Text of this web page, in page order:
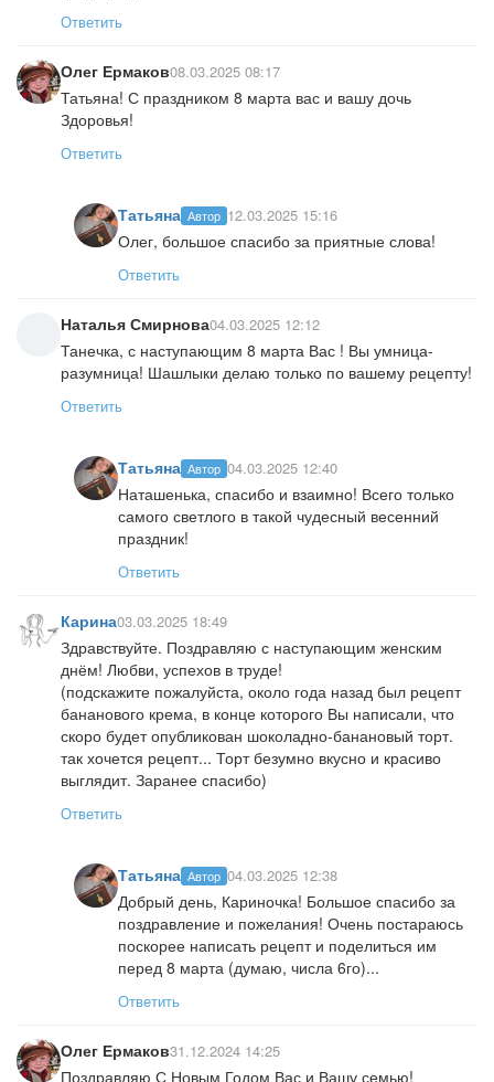
Ответить
Олег Ермаков08.03.2025 08:17
Татьяна! С праздником 8 марта вас и вашу дочь
Здоровья!
Ответить
Татьяна Автор 12.03.2025 15:16
Олег, большое спасибо за приятные слова!
Ответить
Наталья Смирнова04.03.2025 12:12
Танечка, с наступающим 8 марта Вас ! Вы умница-
разумница! Шашлыки делаю только по вашему рецепту!
Ответить
Татьяна Автор 04.03.2025 12:40
Наташенька, спасибо и взаимно! Всего только
самого светлого в такой чудесный весенний
праздник!
Ответить
Карина03.03.2025 18:49
Здравствуйте. Поздравляю с наступающим женским
днём! Любви, успехов в труде!
(подскажите пожалуйста, около года назад был рецепт
бананового крема, в конце которого Вы написали, что
скоро будет опубликован шоколадно-банановый торт.
так хочется рецепт... Торт безумно вкусно и красиво
выглядит. Заранее спасибо)
Ответить
Татьяна Автор 04.03.2025 12:38
Добрый день, Кариночка! Большое спасибо за
поздравление и пожелания! Очень постараюсь
поскорее написать рецепт и поделиться им
перед 8 марта (думаю, числа 6го)...
Ответить
Олег Ермаков31.12.2024 14:25
Поздравляю С Новым Годом Вас и Вашу семью!